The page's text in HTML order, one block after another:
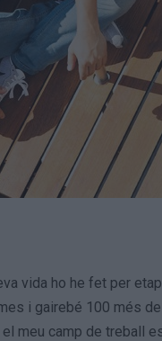
vida ho he fet per
i gairebé 100 més
el meu camp de treball